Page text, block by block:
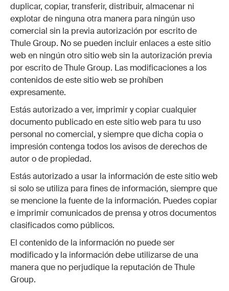
duplicar, copiar, transferir, distribuir, almacenar ni
explotar de ninguna otra manera para ningún uso
comercial sin la previa autorización por escrito de
Thule Group. No se pueden incluir enlaces a este sitio
web en ningún otro sitio web sin la autorización previa
por escrito de Thule Group. Las modificaciones a los
contenidos de este sitio web se prohíben
expresamente.
Estás autorizado a ver, imprimir y copiar cualquier
documento publicado en este sitio web para tu uso
personal no comercial, y siempre que dicha copia o
impresión contenga todos los avisos de derechos de
autor o de propiedad.
Estás autorizado a usar la información de este sitio web
si solo se utiliza para fines de información, siempre que
se mencione la fuente de la información. Puedes copiar
e imprimir comunicados de prensa y otros documentos
clasificados como públicos.
El contenido de la información no puede ser
modificado y la información debe utilizarse de una
manera que no perjudique la reputación de Thule
Group.